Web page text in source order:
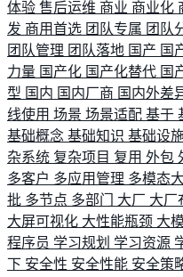
体验 售后运维 商业 商业化
发 商用首选 团队专属 团队
团队管理 团队落地 国产 国
力量 国产化 国产化替代 国
型 国内 国内厂商 国内外差
线使用 场景 场景适配 基于
基础概念 基础知识 基础设
杂系统 复杂项目 复用 外包
多客户 多应用管理 多模态
批 多节点 多部门 大厂 大厂
大屏可视化 大性能瓶颈 大
程序员 学习规划 学习资源
下 安全性 安全性能 安全策